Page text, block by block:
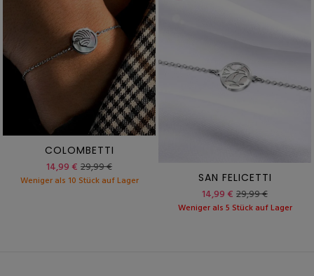
COLOMBETTI
14,99 € 29,99 €
Weniger als 10 Stück auf Lager SAN FELICETTI
14,99 € 29,99 €
Weniger als 5 Stück auf Lager